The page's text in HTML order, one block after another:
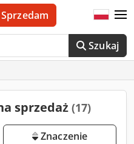
Szukaj
Sprzedam
sprzedaż (17)
Znaczenie